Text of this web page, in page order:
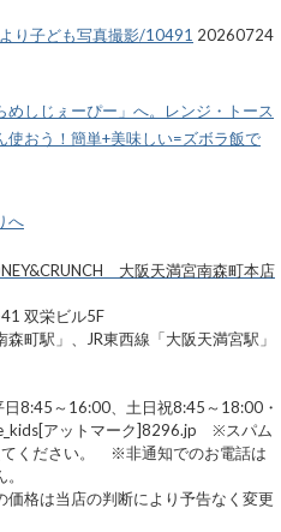
り子ども写真撮影/10491 20260724
しじぇーぴー」へ。レンジ・トース
おう！簡単+美味しい=ズボラ飯で
へ
大阪天満宮南森町本店
双栄ビル5F
町駅」、JR東西線「大阪天満宮駅」
8:45～16:00、土日祝8:45～18:00・
アットマーク]8296.jp ※スパム
てください。 ※非通知でのお電話は
格は当店の判断により予告なく変更